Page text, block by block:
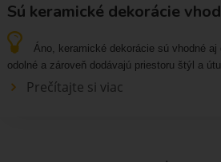
Sú keramické dekorácie
Áno, keramické dekorácie sú vhodné aj
odolné a zároveň dodávajú priestoru štýl a
Prečítajte si viac